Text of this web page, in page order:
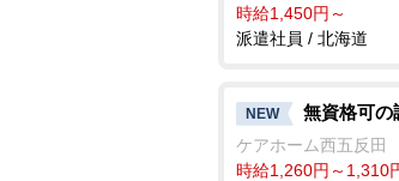
時給1,450円～
派遣社員 / 北海道
NEW 無資格可の
ケアホーム西五反田
時給1,260円～1,310